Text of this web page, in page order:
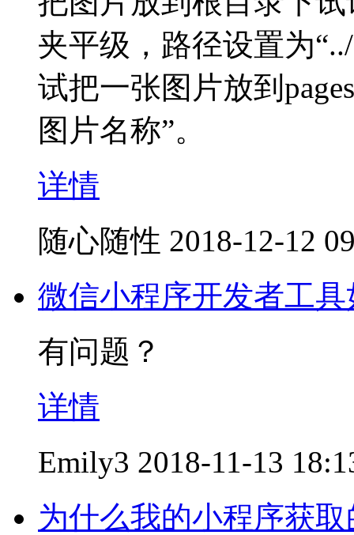
夹平级，路径设置为
试把一张图片放到
图片名称”。
详情
随心随性 2018-12-12
微信小程序开发者工
有问题？
详情
Emily3 2018-11-13
为什么我的小程序获取